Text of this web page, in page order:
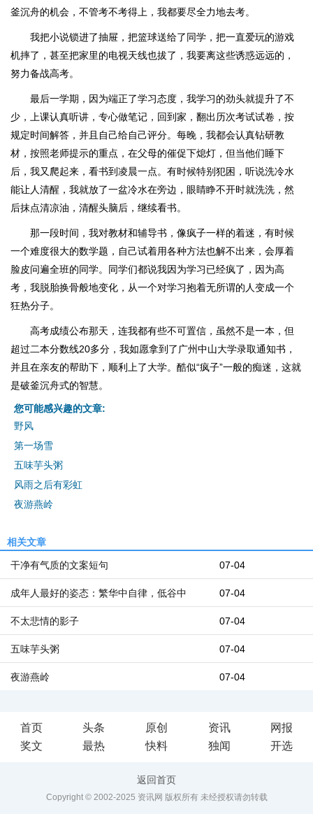
釜沉舟的机会，不管考不考得上，我都要尽全力地去考。
我把小说锁进了抽屉，把篮球送给了同学，把一直爱玩的游戏
机摔了，甚至把家里的电视天线也拔了，我要离这些诱惑远远的，
努力备战高考。
最后一学期，因为端正了学习态度，我学习的劲头就提升了不
少，上课认真听讲，专心做笔记，回到家，翻出历次考试试卷，按
规定时间解答，并且自己给自己评分。每晚，我都会认真钻研教
材，按照老师提示的重点，在父母的催促下熄灯，但当他们睡下
后，我又爬起来，看书到凌晨一点。有时候特别犯困，听说洗冷水
能让人清醒，我就放了一盆冷水在旁边，眼睛睁不开时就洗洗，然
后抹点清凉油，清醒头脑后，继续看书。
那一段时间，我对教材和辅导书，像疯子一样的着迷，有时候
一个难度很大的数学题，自己试着用各种方法也解不出来，会厚着
脸皮问遍全班的同学。同学们都说我因为学习已经疯了，因为高
考，我脱胎换骨般地变化，从一个对学习抱着无所谓的人变成一个
狂热分子。
高考成绩公布那天，连我都有些不可置信，虽然不是一本，但
超过二本分数线20多分，我如愿拿到了广州中山大学录取通知书，
并且在亲友的帮助下，顺利上了大学。酷似“疯子”一般的痴迷，这就
是破釜沉舟式的智慧。
您可能感兴趣的文章:
野风
第一场雪
五味芋头粥
风雨之后有彩虹
夜游燕岭
相关文章
07-04
干净有气质的文案短句
07-04
成年人最好的姿态：繁华中自律，低谷中
07-04
不太悲情的影子
07-04
五味芋头粥
07-04
夜游燕岭
首页 头条 原创 资讯
网报
奖文
最热 快料 独闻 开选
返回首页
Copyright © 2002-2025 资讯网 版权所有 未经授权请勿转载